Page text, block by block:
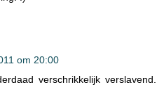
om 20:00
verschrikkelijk verslavend.